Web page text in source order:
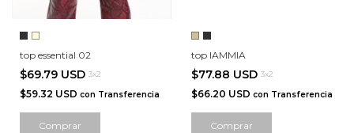
top essential 02
$69.79 USD 3x2
$59.32 USD con Transferencia
Comprar
top IAMMIA
$77.88 USD 3x2
$66.20 USD con Transferencia
Comprar